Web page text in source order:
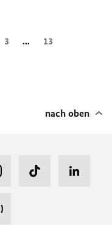
3 ... 13
nach oben